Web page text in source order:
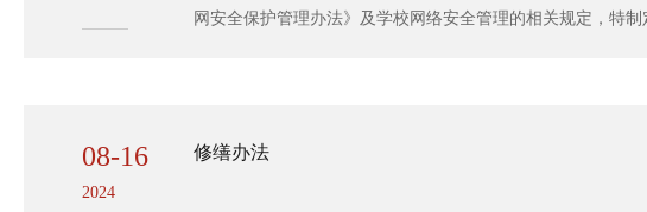
网安全保护管理办法》及学校网络安全管理的相关规定，特制
08-16
2024
修缮办法